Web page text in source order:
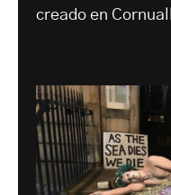
creado en